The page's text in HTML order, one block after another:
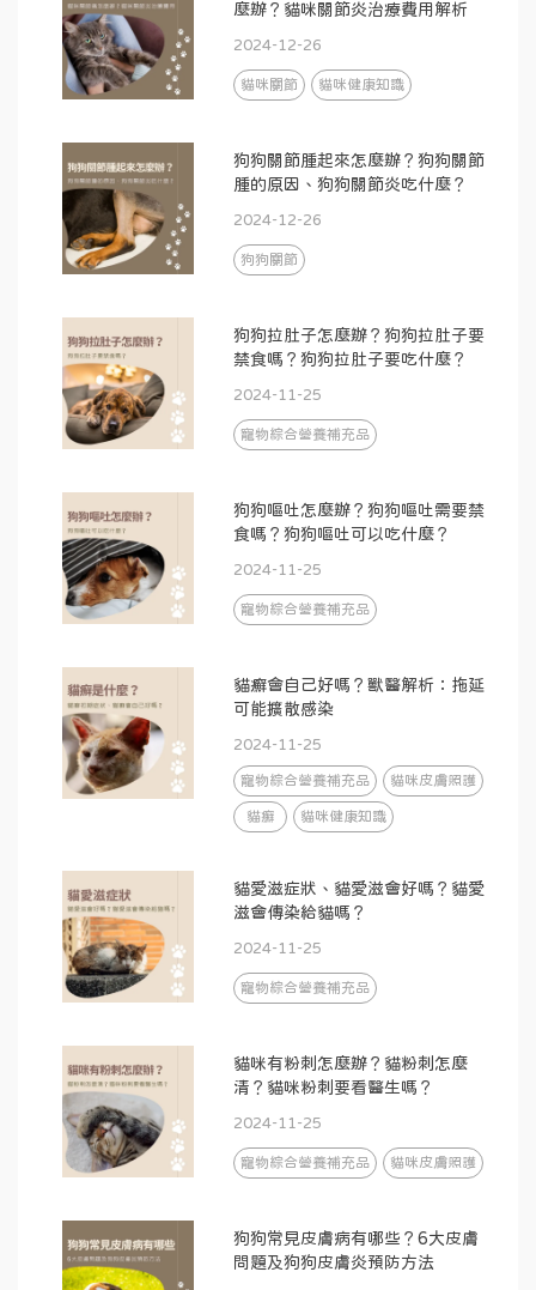
麼辦？貓咪關節炎治療費用解析
2024-12-26
貓咪關節 貓咪健康知識
狗狗關節腫起來怎麼辦？狗狗關節
腫的原因、狗狗關節炎吃什麼？
2024-12-26
狗狗關節
狗狗拉肚子怎麼辦？狗狗拉肚子要
禁食嗎？狗狗拉肚子要吃什麼？
2024-11-25
寵物綜合營養補充品
狗狗嘔吐怎麼辦？狗狗嘔吐需要禁
食嗎？狗狗嘔吐可以吃什麼？
2024-11-25
寵物綜合營養補充品
貓癬會自己好嗎？獸醫解析：拖延
可能擴散感染
2024-11-25
寵物綜合營養補充品 貓咪皮膚照護
貓癬 貓咪健康知識
貓愛滋症狀、貓愛滋會好嗎？貓愛
滋會傳染給貓嗎？
2024-11-25
寵物綜合營養補充品
貓咪有粉刺怎麼辦？貓粉刺怎麼
清？貓咪粉刺要看醫生嗎？
2024-11-25
寵物綜合營養補充品 貓咪皮膚照護
狗狗常見皮膚病有哪些？6大皮膚
問題及狗狗皮膚炎預防方法